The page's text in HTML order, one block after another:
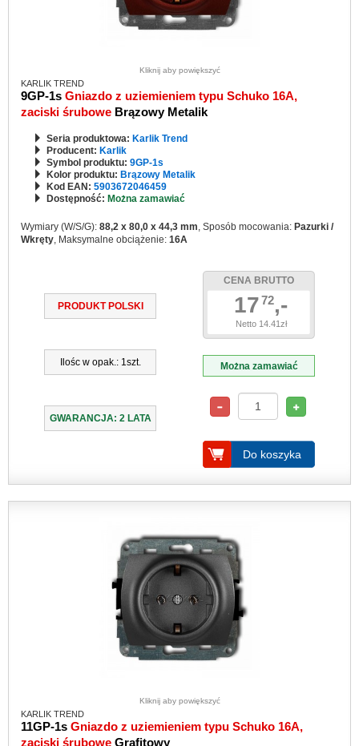
Kliknij aby powiększyć
KARLIK TREND
9GP-1s Gniazdo z uziemieniem typu Schuko 16A,
zaciski śrubowe Brązowy Metalik
Seria produktowa: Karlik Trend
Producent: Karlik
Symbol produktu: 9GP-1s
Kolor produktu: Brązowy Metalik
Kod EAN: 5903672046459
Dostępność: Można zamawiać
Wymiary (W/S/G): 88,2 x 80,0 x 44,3 mm, Sposób mocowania: Pazurki /
Wkręty, Maksymalne obciążenie: 16A
PRODUKT POLSKI
Ilośc w opak.: 1szt.
GWARANCJA: 2 LATA
CENA BRUTTO
1772,-
Netto 14.41zł
Można zamawiać
Do koszyka
Kliknij aby powiększyć
KARLIK TREND
11GP-1s Gniazdo z uziemieniem typu Schuko 16A,
zaciski śrubowe Grafitowy